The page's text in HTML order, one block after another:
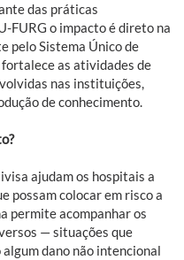
das práticas
FURG o impacto é direto na
pelo Sistema Único de
fortalece as atividades de
nas instituições,
de conhecimento.
ajudam os hospitais a
possam colocar em risco a
permite acompanhar os
— situações que
dano não intencional